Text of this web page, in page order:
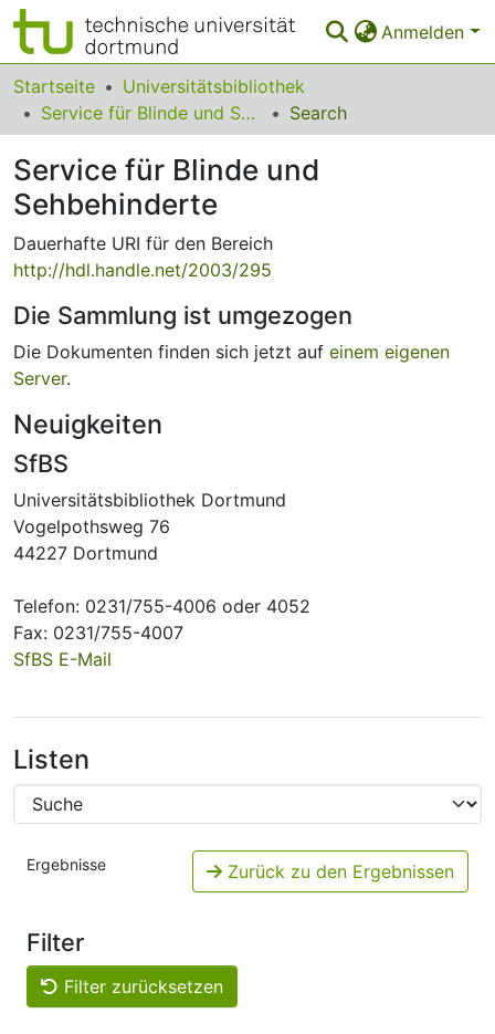
Anmelden
Bereiche & Sammlungen
Das gesamte Repositorium
Statistiken
FAQ
Leitlinien
Zurück zur Startseite
Startseite
Universitätsbibliothek
Service für Blinde und Sehbehinderte
Search
Service für Blinde und
Sehbehinderte
Dauerhafte URI für den Bereich
http://hdl.handle.net/2003/295
Die Sammlung ist umgezogen
Die Dokumenten finden sich jetzt auf einem eigenen
Server.
Neuigkeiten
SfBS
Universitätsbibliothek Dortmund
Vogelpothsweg 76
44227 Dortmund
Telefon: 0231/755-4006 oder 4052
Fax: 0231/755-4007
SfBS E-Mail
Listen
Ergebnisse Zurück zu den Ergebnissen
Filter
Filter zurücksetzen